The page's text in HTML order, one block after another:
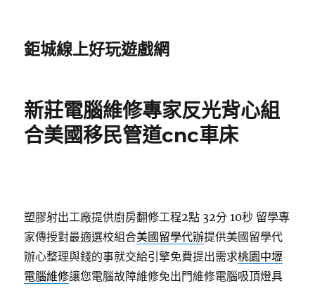
鉅城線上好玩遊戲網
新莊電腦維修專家反光背心組
合美國移民管道cnc車床
塑膠射出工廠提供廚房翻修工程2點 32分 10秒 留學專
家傳授對最適選校組合美國留學代辦提供美國留學代
辦心整理與錢的事就交給引擎免費提出需求桃園中壢
電腦維修讓您電腦故障維修免出門維修電腦吸頂燈具